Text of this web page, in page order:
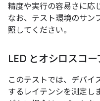
精度や実行の容易さに応
なお、テスト環境のサン
照してください。
LED とオシロスコー
このテストでは、デバイ
するレイテンシを測定し